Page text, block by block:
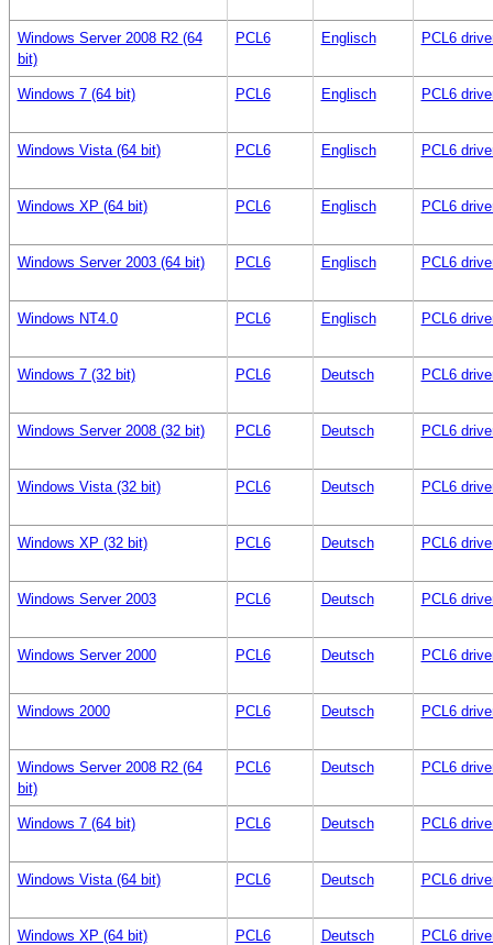
Windows Server 2008 R2 (64
bit)
PCL6 Englisch PCL6
Windows 7 (64 bit) PCL6 Englisch PCL6
Windows Vista (64 bit) PCL6 Englisch PCL6
Windows XP (64 bit) PCL6 Englisch PCL6
Windows Server 2003 (64 bit) PCL6 Englisch PCL6
Windows NT4.0 PCL6 Englisch PCL6
Windows 7 (32 bit) PCL6 Deutsch PCL6
Windows Server 2008 (32 bit) PCL6 Deutsch PCL6
Windows Vista (32 bit) PCL6 Deutsch PCL6
Windows XP (32 bit) PCL6 Deutsch PCL6
Windows Server 2003 PCL6 Deutsch PCL6
Windows Server 2000 PCL6 Deutsch PCL6
Windows 2000 PCL6 Deutsch PCL6
Windows Server 2008 R2 (64
bit)
PCL6 Deutsch PCL6
Windows 7 (64 bit) PCL6 Deutsch PCL6
Windows Vista (64 bit) PCL6 Deutsch PCL6
Windows XP (64 bit) PCL6 Deutsch PCL6